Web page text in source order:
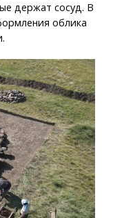
держат сосуд. В
облика